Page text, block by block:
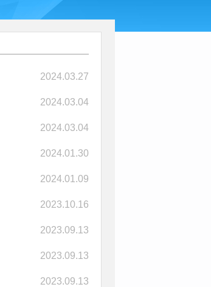
2024.03.27
2024.03.04
2024.03.04
2024.01.30
2024.01.09
2023.10.16
2023.09.13
2023.09.13
2023.09.13